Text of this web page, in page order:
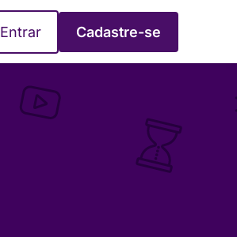
Entrar Cadastre-se